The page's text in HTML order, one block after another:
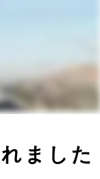
ました